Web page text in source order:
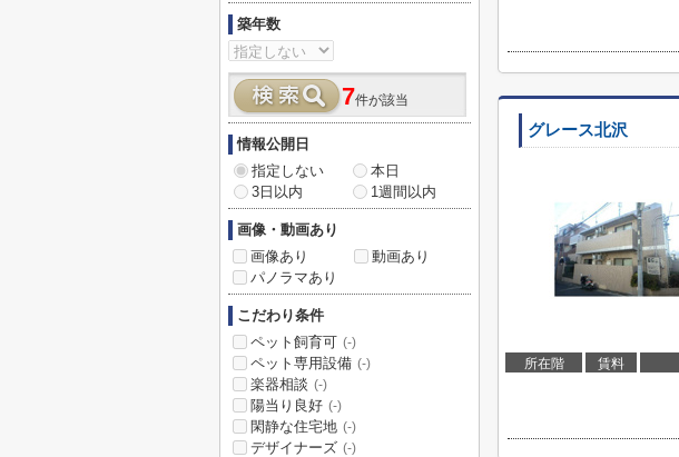
グレース北沢
所在階 賃料
築年数
7件が該当
情報公開日
指定しない
本日
3日以内
1週間以内
画像・動画あり
画像あり
動画あり
パノラマあり
こだわり条件
ペット飼育可 (-)
ペット専用設備 (-)
楽器相談 (-)
陽当り良好 (-)
閑静な住宅地 (-)
デザイナーズ (-)